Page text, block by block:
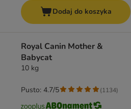
Dodaj do koszyka
Royal Canin Mother &
Babycat
10 kg
Pusto: 4.7/5 (1134)